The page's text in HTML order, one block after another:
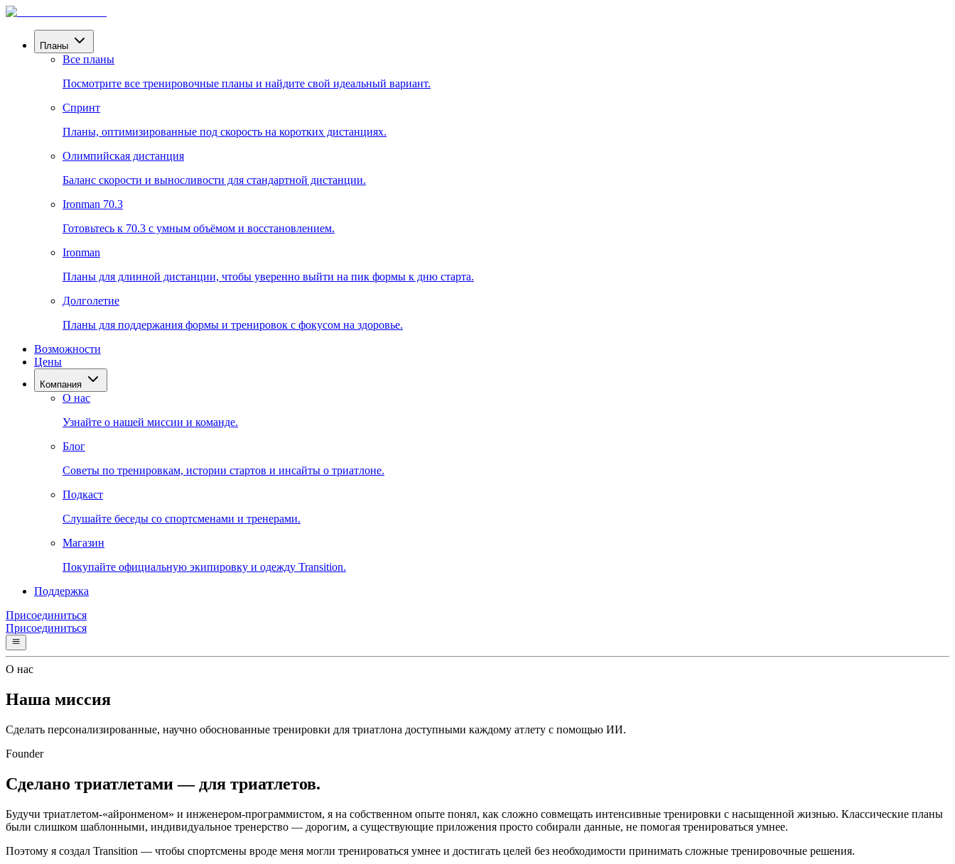
Планы
Все планы
Посмотрите все тренировочные планы и найдите свой идеальный вариант.
Спринт
Планы, оптимизированные под скорость на коротких дистанциях.
Олимпийская дистанция
Баланс скорости и выносливости для стандартной дистанции.
Ironman 70.3
Готовьтесь к 70.3 с умным объёмом и восстановлением.
Ironman
Планы для длинной дистанции, чтобы уверенно выйти на пик формы к дню старта.
Долголетие
Планы для поддержания формы и тренировок с фокусом на здоровье.
Возможности
Цены
Компания
О нас
Узнайте о нашей миссии и команде.
Блог
Советы по тренировкам, истории стартов и инсайты о триатлоне.
Подкаст
Слушайте беседы со спортсменами и тренерами.
Магазин
Покупайте официальную экипировку и одежду Transition.
Поддержка
Присоединиться
Присоединиться
О нас
Наша миссия
Сделать персонализированные, научно обоснованные тренировки для триатлона доступными каждому атлету с помощью ИИ.
Founder
Сделано триатлетами — для триатлетов.
Будучи триатлетом-«айронменом» и инженером-программистом, я на собственном опыте понял, как сложно совмещать интенсивные тренировки с насыщенной жизнью. Классические планы
были слишком шаблонными, индивидуальное тренерство — дорогим, а существующие приложения просто собирали данные, не помогая тренироваться умнее.
Поэтому я создал Transition — чтобы спортсмены вроде меня могли тренироваться умнее и достигать целей без необходимости принимать сложные тренировочные решения.